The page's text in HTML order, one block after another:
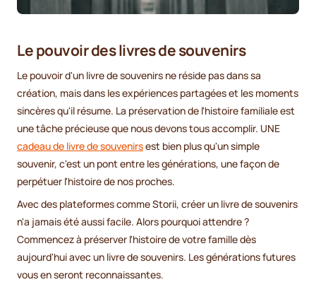
Le pouvoir des livres de souvenirs
Le pouvoir d'un livre de souvenirs ne réside pas dans sa
création, mais dans les expériences partagées et les moments
sincères qu'il résume. La préservation de l'histoire familiale est
une tâche précieuse que nous devons tous accomplir. UNE
cadeau de livre de souvenirsest bien plus qu'un simple
souvenir, c'est un pont entre les générations, une façon de
perpétuer l'histoire de nos proches.
Avec des plateformes comme Storii, créer un livre de souvenirs
n'a jamais été aussi facile. Alors pourquoi attendre ?
Commencez à préserver l'histoire de votre famille dès
aujourd'hui avec un livre de souvenirs. Les générations futures
vous en seront reconnaissantes.